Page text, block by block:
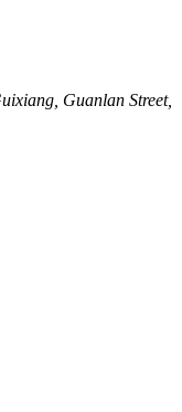
Guanlan Street,